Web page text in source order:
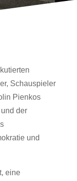
Schauspieler
Pienkos
der
und
eine